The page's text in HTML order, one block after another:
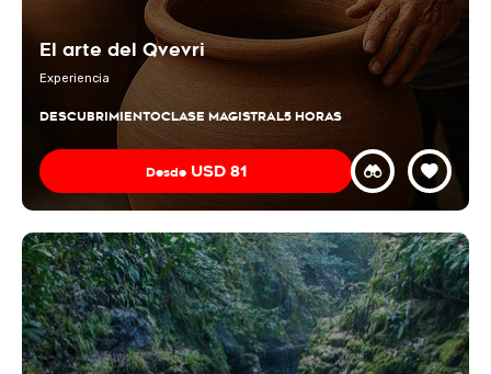
El arte del Qvevri
Experiencia
DESCUBRIMIENTOCLASE MAGISTRAL5 HORAS
Desde USD 81